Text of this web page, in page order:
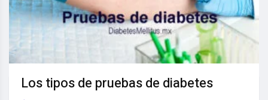
Los tipos de pruebas de diabetes